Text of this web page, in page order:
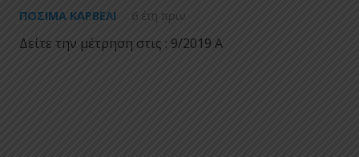
ΠΌΣΙΜΑ ΚΑΡΒΈΛΙ 6 έτη πριν
Δείτε την μέτρηση στις : 9/2019 A